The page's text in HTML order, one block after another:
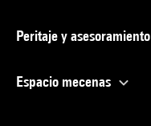
Peritaje y asesoramiento
Espacio mecenas